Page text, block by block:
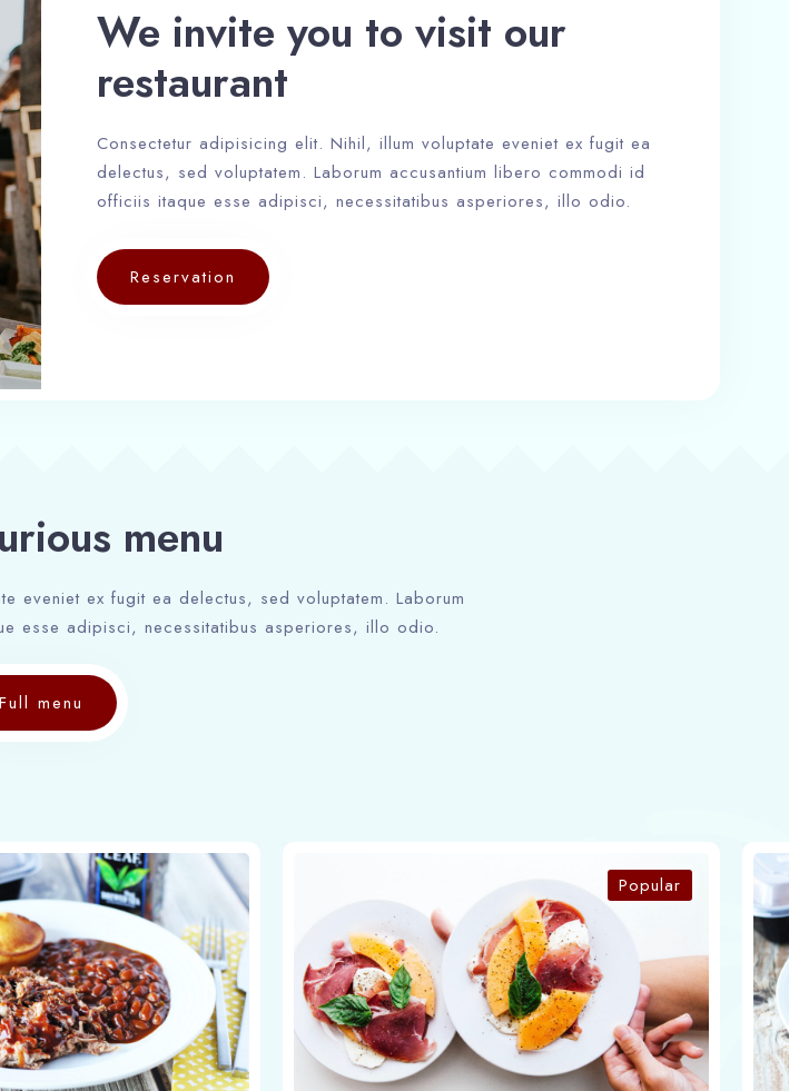
We invite you to visit our
restaurant
Consectetur adipisicing elit. Nihil, illum voluptate eveniet ex fugit ea
delectus, sed voluptatem. Laborum accusantium libero commodi id
officiis itaque esse adipisci, necessitatibus asperiores, illo odio.
Reservation
menu
eveniet ex fugit ea delectus, sed voluptatem. Laborum
esse adipisci, necessitatibus asperiores, illo odio.
Full menu
Popular